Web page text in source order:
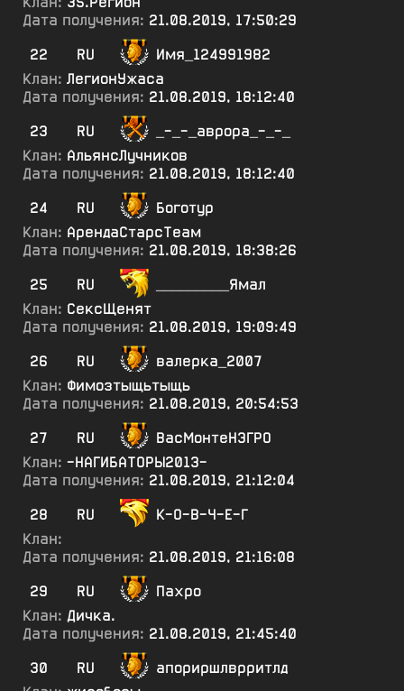
Дата получения: 21.08.2019, 17:50:29
22
RU
Имя_124991982
Клан: ЛегионУжаса
Дата получения: 21.08.2019, 18:12:40
23
RU
_-_-_аврора_-_-_
Клан: АльянсЛучников
Дата получения: 21.08.2019, 18:12:40
24
RU
Боготур
Клан: АрендаСтарсТеам
Дата получения: 21.08.2019, 18:38:26
25
RU
_________Ямал
Клан: СексЩенят
Дата получения: 21.08.2019, 19:09:49
26
RU
валерка_2007
Клан: Фимозтыщьтыщь
Дата получения: 21.08.2019, 20:54:53
27
RU
ВасМонтеНЭГРО
Клан: -НАГИБАТОРЫ2013-
Дата получения: 21.08.2019, 21:12:04
28
RU
К-О-В-Ч-Е-Г
Клан:
Дата получения: 21.08.2019, 21:16:08
29
RU
Пахро
Клан: Дичка.
Дата получения: 21.08.2019, 21:45:40
30
RU
апориршлврритлд